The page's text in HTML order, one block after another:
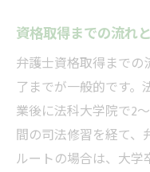
弁護士相談
弁護士相談
相談しやすい弁
相談しやす
弁護士が嫌
資格取得までの流れ
弁護士資格取得まで
了までが一般的です
業後に法科大学院で2
間の司法修習を経て、
ルートの場合は、大学